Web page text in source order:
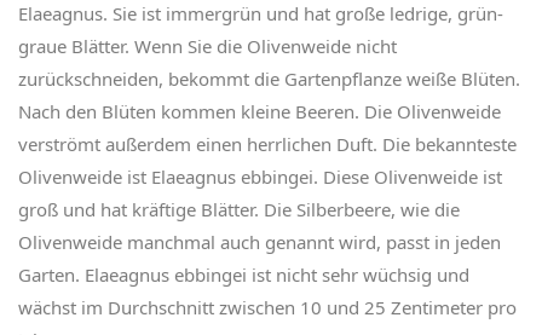
Elaeagnus. Sie ist immergrün und hat große ledrige, grün-
graue Blätter. Wenn Sie die Olivenweide nicht
zurückschneiden, bekommt die Gartenpflanze weiße Blüten.
Nach den Blüten kommen kleine Beeren. Die Olivenweide
verströmt außerdem einen herrlichen Duft. Die bekannteste
Olivenweide ist Elaeagnus ebbingei. Diese Olivenweide ist
groß und hat kräftige Blätter. Die Silberbeere, wie die
Olivenweide manchmal auch genannt wird, passt in jeden
Garten. Elaeagnus ebbingei ist nicht sehr wüchsig und
wächst im Durchschnitt zwischen 10 und 25 Zentimeter pro